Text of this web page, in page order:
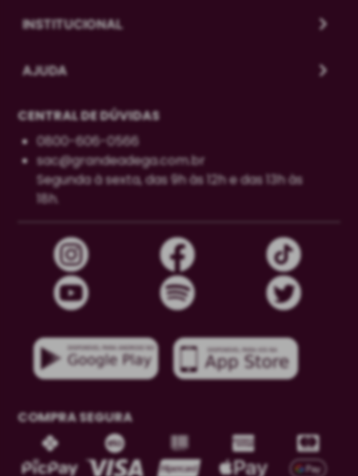
INSTITUCIONAL
AJUDA
CENTRAL DE DÚVIDAS
0800-606-0566
sac@grandeadega.com.br
Segunda à sexta, das 9h às 12h e das 13h às
18h.
COMPRA SEGURA